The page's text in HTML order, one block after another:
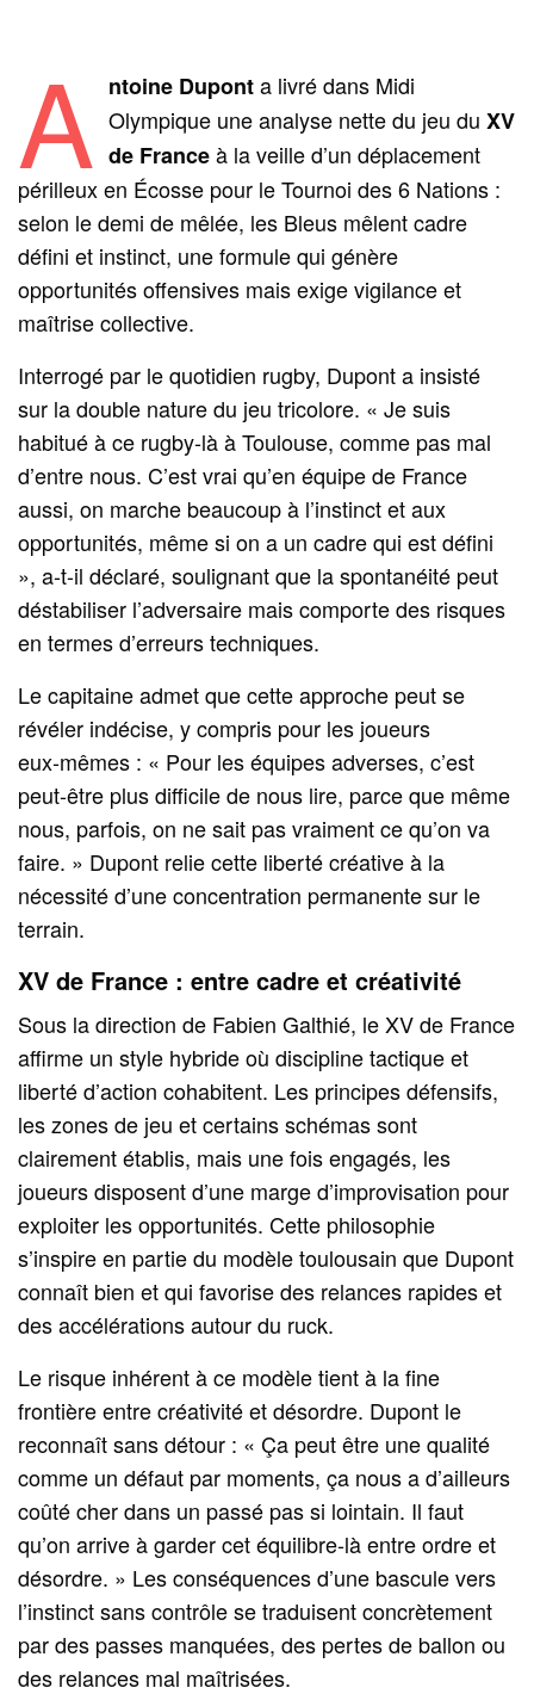
A ntoine Duponta livré dans Midi
Olympique une analyse nette du jeu du XV
de Franceà la veille d’un déplacement
périlleux en Écosse pour le Tournoi des 6 Nations :
selon le demi de mêlée, les Bleus mêlent cadre
défini et instinct, une formule qui génère
opportunités offensives mais exige vigilance et
maîtrise collective.
Interrogé par le quotidien rugby, Dupont a insisté
sur la double nature du jeu tricolore. « Je suis
habitué à ce rugby-là à Toulouse, comme pas mal
d’entre nous. C’est vrai qu’en équipe de France
aussi, on marche beaucoup à l’instinct et aux
opportunités, même si on a un cadre qui est défini
», a-t-il déclaré, soulignant que la spontanéité peut
déstabiliser l’adversaire mais comporte des risques
en termes d’erreurs techniques.
Le capitaine admet que cette approche peut se
révéler indécise, y compris pour les joueurs
eux‑mêmes : « Pour les équipes adverses, c’est
peut‑être plus difficile de nous lire, parce que même
nous, parfois, on ne sait pas vraiment ce qu’on va
faire. » Dupont relie cette liberté créative à la
nécessité d’une concentration permanente sur le
terrain.
XV de France : entre cadre et créativité
Sous la direction de Fabien Galthié, le XV de France
affirme un style hybride où discipline tactique et
liberté d’action cohabitent. Les principes défensifs,
les zones de jeu et certains schémas sont
clairement établis, mais une fois engagés, les
joueurs disposent d’une marge d’improvisation pour
exploiter les opportunités. Cette philosophie
s’inspire en partie du modèle toulousain que Dupont
connaît bien et qui favorise des relances rapides et
des accélérations autour du ruck.
Le risque inhérent à ce modèle tient à la fine
frontière entre créativité et désordre. Dupont le
reconnaît sans détour : « Ça peut être une qualité
comme un défaut par moments, ça nous a d’ailleurs
coûté cher dans un passé pas si lointain. Il faut
qu’on arrive à garder cet équilibre‑là entre ordre et
désordre. » Les conséquences d’une bascule vers
l’instinct sans contrôle se traduisent concrètement
par des passes manquées, des pertes de ballon ou
des relances mal maîtrisées.